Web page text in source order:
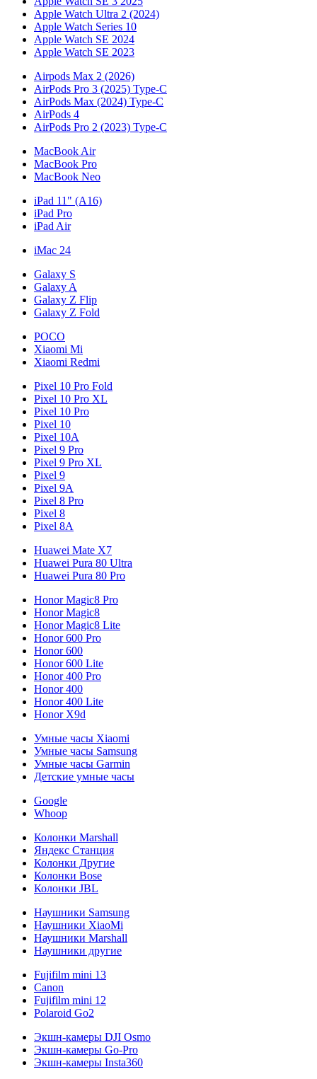
Apple Watch Ultra 2 (2024)
Apple Watch Series 10
Apple Watch SE 2024
Apple Watch SE 2023
Airpods Max 2 (2026)
AirPods Pro 3 (2025) Type-C
AirPods Max (2024) Type-C
AirPods 4
AirPods Pro 2 (2023) Type-C
MacBook Air
MacBook Pro
MacBook Neo
iPad 11" (A16)
iPad Pro
iPad Air
iMac 24
Galaxy S
Galaxy A
Galaxy Z Flip
Galaxy Z Fold
POCO
Xiaomi Mi
Xiaomi Redmi
Pixel 10 Pro Fold
Pixel 10 Pro XL
Pixel 10 Pro
Pixel 10
Pixel 10A
Pixel 9 Pro
Pixel 9 Pro XL
Pixel 9
Pixel 9A
Pixel 8 Pro
Pixel 8
Pixel 8A
Huawei Mate X7
Huawei Pura 80 Ultra
Huawei Pura 80 Pro
Honor Magic8 Pro
Honor Magic8
Honor Magic8 Lite
Honor 600 Pro
Honor 600
Honor 600 Lite
Honor 400 Pro
Honor 400
Honor 400 Lite
Honor X9d
Умные часы Xiaomi
Умные часы Samsung
Умные часы Garmin
Детские умные часы
Google
Whoop
Колонки Marshall
Яндекс Станция
Колонки Другие
Колонки Bose
Колонки JBL
Наушники Samsung
Наушники XiaoMi
Наушники Marshall
Наушники другие
Fujifilm mini 13
Canon
Fujifilm mini 12
Polaroid Go2
Экшн-камеры DJI Osmo
Экшн-камеры Go-Pro
Экшн-камеры Insta360